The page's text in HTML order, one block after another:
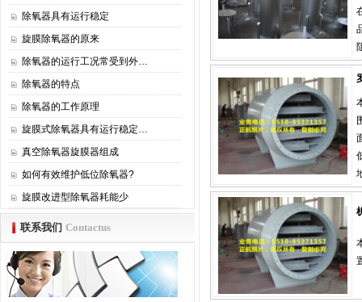
除氧器具有运行稳定
旋膜除氧器的原来
除氧器的运行工况常受到外…
除氧器的特点
除氧器的工作原理
旋膜式除氧器具有运行稳定…
真空除氧器旋膜器组成
如何有效维护低位除氧器?
旋膜改进型除氧器耗能少
联系我们 Contactus